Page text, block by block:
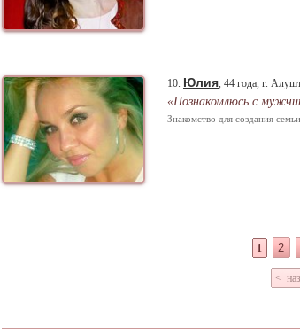
10. Юлия, 44 года, г.
«Познакомлюсь с
Знакомство для создания семьи.
1 2
<